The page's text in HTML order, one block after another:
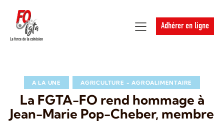
Adhérer en ligne
A LA UNE AGRICULTURE - AGROALIMENTAIRE
La FGTA-FO rend hommage à
Jean-Marie Pop-Cheber, membre